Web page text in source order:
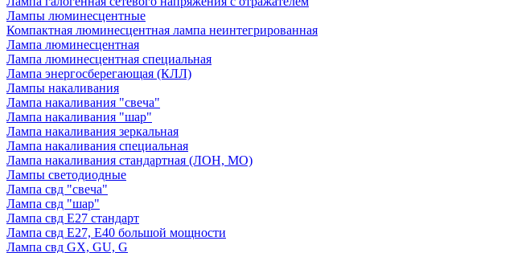
Лампы люминесцентные
Компактная люминесцентная лампа неинтегрированная
Лампа люминесцентная
Лампа люминесцентная специальная
Лампа энергосберегающая (КЛЛ)
Лампы накаливания
Лампа накаливания "свеча"
Лампа накаливания "шар"
Лампа накаливания зеркальная
Лампа накаливания специальная
Лампа накаливания стандартная (ЛОН, МО)
Лампы светодиодные
Лампа свд "свеча"
Лампа свд "шар"
Лампа свд E27 стандарт
Лампа свд E27, Е40 большой мощности
Лампа свд GX, GU, G